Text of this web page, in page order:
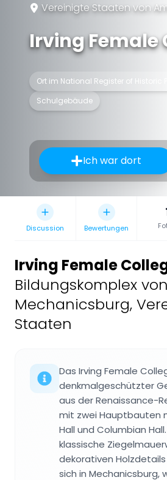
Vereinigte Staaten von
Irving Female
Ort im National Register of Historic
Schulgebäude
Ich war dort
Discussion Bewertungen
Irving Female
Bildungskomplex
Mechanicsburg,
Staaten
Das Irving Female
denkmalgeschützter
aus der Renaissance-
mit zwei Hauptbauten
Hall und Columbian
klassische
dekorativen
sich in Mechanicsburg,